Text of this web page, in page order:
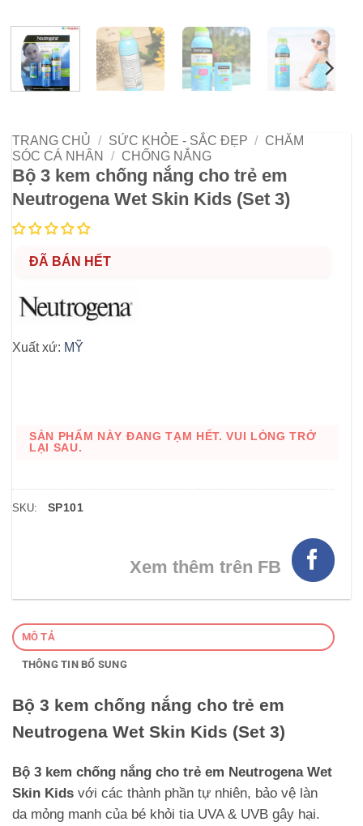
TRANG CHỦ / SỨC KHỎE - SẮC ĐẸP / CHĂM
SÓC CÁ NHÂN
/ CHỐNG NẮNG
Bộ 3 kem chống nắng cho trẻ em
Neutrogena Wet Skin Kids (Set 3)
ĐÃ BÁN HẾT
Xuất xứ: MỸ
SẢN PHẨM NÀY ĐANG TẠM HẾT. VUI LÒNG TRỞ
LẠI SAU.
SKU: SP101
Xem thêm trên FB
MÔ TẢ
THÔNG TIN BỔ SUNG
Bộ 3 kem chống nắng cho trẻ em
Neutrogena Wet Skin Kids (Set 3)
Bộ 3 kem chống nắng cho trẻ em Neutrogena Wet
Skin Kids với các thành phần tự nhiên, bảo vệ làn
da mỏng manh của bé khỏi tia UVA & UVB gây hại.